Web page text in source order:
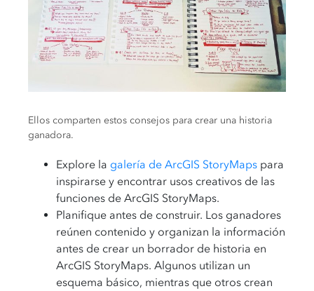
Ellos comparten estos consejos para crear una historia
ganadora.
Explore la galería de ArcGIS StoryMaps para
inspirarse y encontrar usos creativos de las
funciones de ArcGIS StoryMaps.
Planifique antes de construir. Los ganadores
reúnen contenido y organizan la información
antes de crear un borrador de historia en
ArcGIS StoryMaps. Algunos utilizan un
esquema básico, mientras que otros crean